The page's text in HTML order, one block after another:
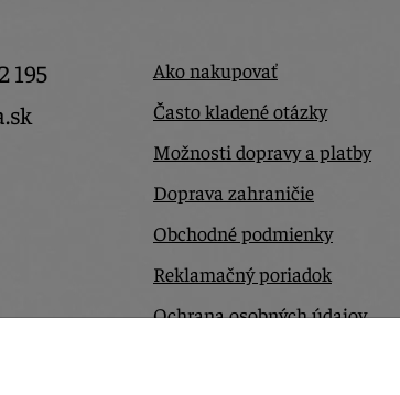
195
Ako nakupovať
Často kladené otázky
Možnosti dopravy a platby
Doprava zahraničie
Obchodné podmienky
Reklamačný poriadok
Ochrana osobných údajov